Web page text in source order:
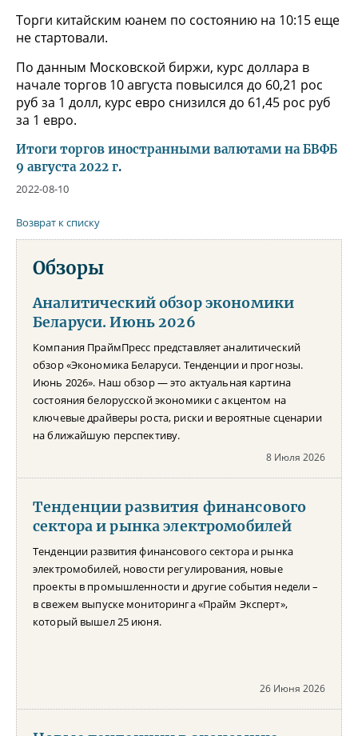
Торги китайским юанем по состоянию на 10:15 еще
не стартовали.
По данным Московской биржи, курс доллара в
начале торгов 10 августа повысился до 60,21 рос
руб за 1 долл, курс евро снизился до 61,45 рос руб
за 1 евро.
Итоги торгов иностранными валютами на БВФБ
9 августа 2022 г.
2022-08-10
Возврат к списку
Обзоры
Аналитический обзор экономики
Беларуси. Июнь 2026
Компания ПраймПресс представляет аналитический
обзор «Экономика Беларуси. Тенденции и прогнозы.
Июнь 2026». Наш обзор — это актуальная картина
состояния белорусской экономики с акцентом на
ключевые драйверы роста, риски и вероятные сценарии
на ближайшую перспективу.
8 Июля 2026
Тенденции развития финансового
сектора и рынка электромобилей
Тенденции развития финансового сектора и рынка
электромобилей, новости регулирования, новые
проекты в промышленности и другие события недели –
в свежем выпуске мониторинга «Прайм Эксперт»,
который вышел 25 июня.
26 Июня 2026